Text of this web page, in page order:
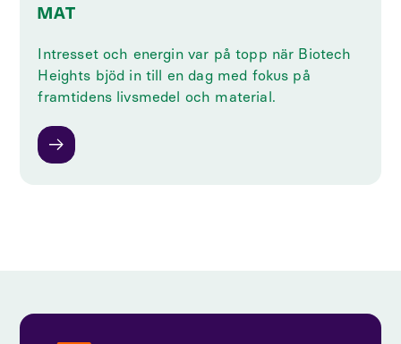
MAT
Intresset och energin var på topp när Biotech
Heights bjöd in till en dag med fokus på
framtidens livsmedel och material.